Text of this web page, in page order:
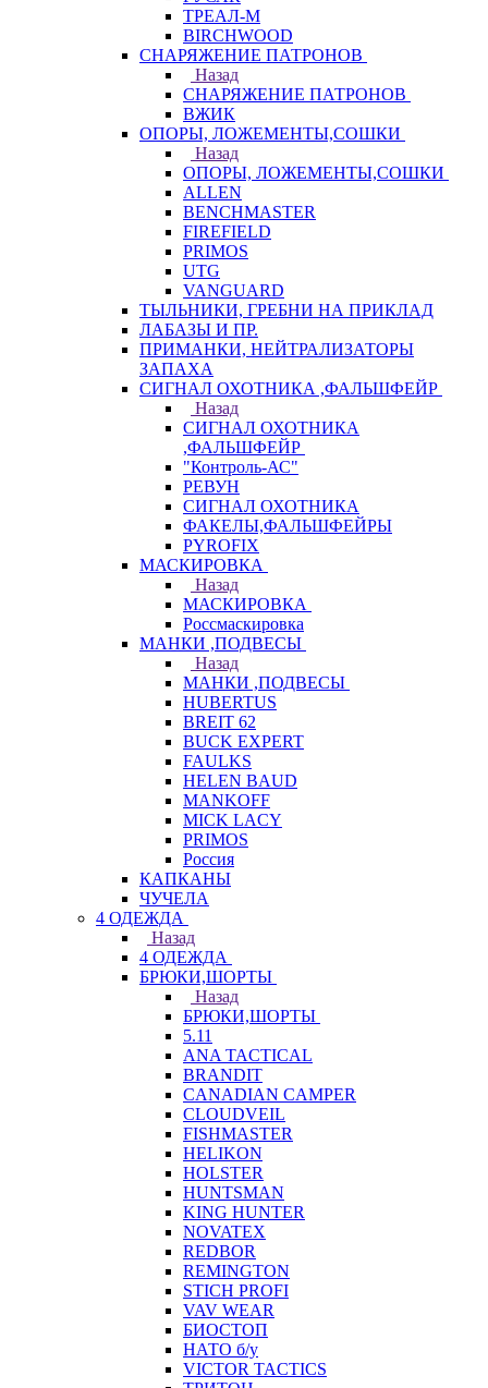
ТРЕАЛ-М
BIRCHWOOD
СНАРЯЖЕНИЕ ПАТРОНОВ
Назад
СНАРЯЖЕНИЕ ПАТРОНОВ
ВЖИК
ОПОРЫ, ЛОЖЕМЕНТЫ,СОШКИ
Назад
ОПОРЫ, ЛОЖЕМЕНТЫ,СОШКИ
ALLEN
BENCHMASTER
FIREFIELD
PRIMOS
UTG
VANGUARD
ТЫЛЬНИКИ, ГРЕБНИ НА ПРИКЛАД
ЛАБАЗЫ И ПР.
ПРИМАНКИ, НЕЙТРАЛИЗАТОРЫ
ЗАПАХА
СИГНАЛ ОХОТНИКА ,ФАЛЬШФЕЙР
Назад
СИГНАЛ ОХОТНИКА
,ФАЛЬШФЕЙР
"Контроль-АС"
РЕВУН
СИГНАЛ ОХОТНИКА
ФАКЕЛЫ,ФАЛЬШФЕЙРЫ
PYROFIX
МАСКИРОВКА
Назад
МАСКИРОВКА
Россмаскировка
МАНКИ ,ПОДВЕСЫ
Назад
МАНКИ ,ПОДВЕСЫ
HUBERTUS
BREIT 62
BUCK EXPERT
FAULKS
HELEN BAUD
MANKOFF
MICK LACY
PRIMOS
Россия
КАПКАНЫ
ЧУЧЕЛА
4 ОДЕЖДА
Назад
4 ОДЕЖДА
БРЮКИ,ШОРТЫ
Назад
БРЮКИ,ШОРТЫ
5.11
ANA TACTICAL
BRANDIT
CANADIAN CAMPER
CLOUDVEIL
FISHMASTER
HELIKON
HOLSTER
HUNTSMAN
KING HUNTER
NOVATEX
REDBOR
REMINGTON
STICH PROFI
VAV WEAR
БИОСТОП
НАТО б/у
VICTOR TACTICS